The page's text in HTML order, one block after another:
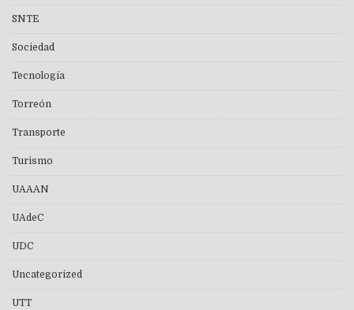
SNTE
Sociedad
Tecnología
Torreón
Transporte
Turismo
UAAAN
UAdeC
UDC
Uncategorized
UTT